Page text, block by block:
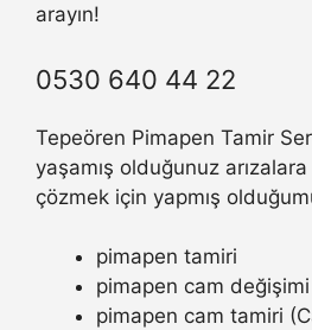
arayın!
0530 640 44 22
Tepeören Pimapen Tamir
yaşamış olduğunuz arızalara
çözmek için yapmış
pimapen tamiri
pimapen cam değişimi
pimapen cam tamiri